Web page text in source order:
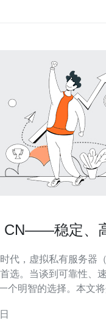
CN——稳定、
代，虚拟私有服务器
选。当谈到可靠性、
个明智的选择。本文
金融和商业中心，拥